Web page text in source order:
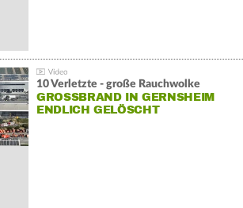
10 Verletzte - große Rauchwolke
GROSSBRAND IN GERNSHEIM E
NDLICH GELÖSCHT